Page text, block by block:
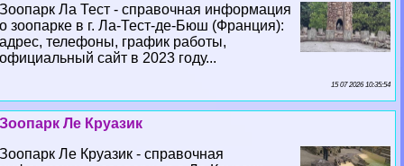
Зоопарк Ла Тест - справочная информация
о зоопарке в г. Ла-Тест-де-Бюш (Франция):
адрес, телефоны, график работы,
официальный сайт в 2023 году...
15 07 2026 10:35:54
Зоопарк Ле Круазик
Зоопарк Ле Круазик - справочная